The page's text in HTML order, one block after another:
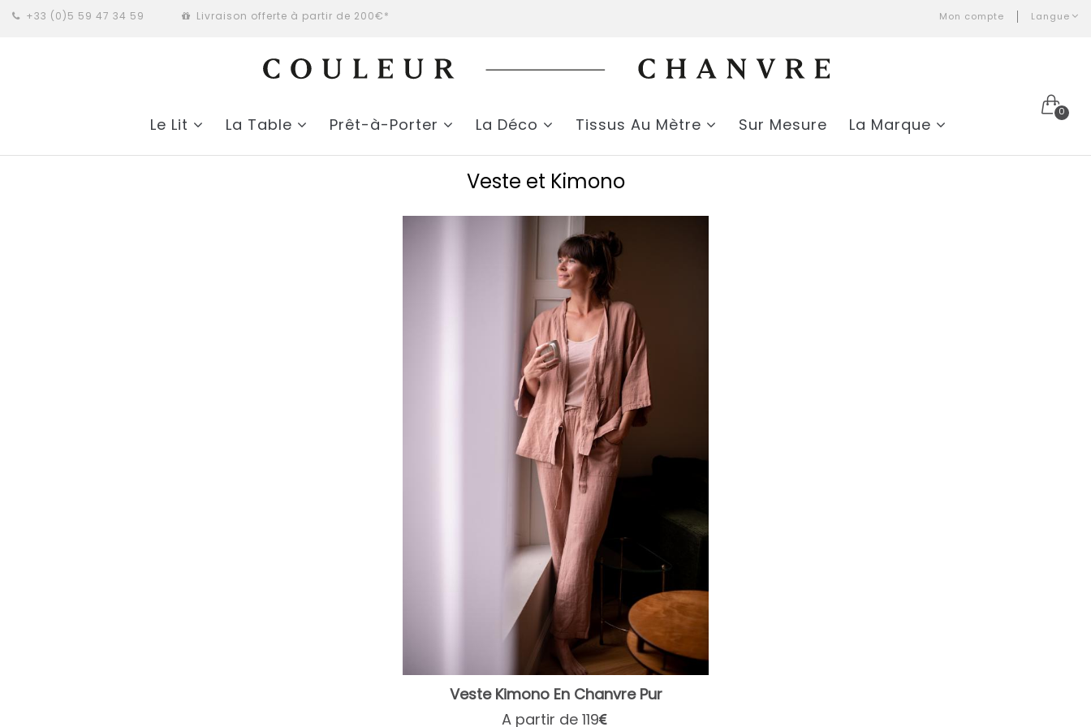
+33 (0)5 59 47 34 59 Livraison offerte à partir de 200€* Langue
Mon compte
0
Le Lit La Table Prêt-à-Porter La Déco Tissus Au Mètre Sur Mesure La Marque
Veste et Kimono
Veste Kimono En Chanvre Pur
A partir de 119